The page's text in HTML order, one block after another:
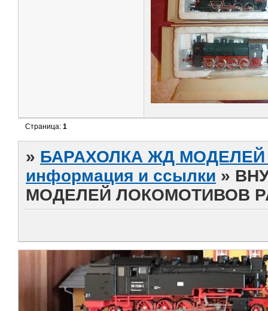
Страница:1
» БАРАХОЛКА ЖД МОДЕЛЕЙ
информация и ссылки »
МОДЕЛЕЙ ЛОКОМОТИВОВ